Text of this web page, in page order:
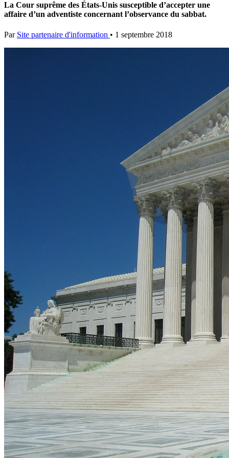
La Cour suprême des États-Unis susceptible d’accepter une
affaire d’un adventiste concernant l’observance du sabbat.
Par Site partenaire d'information • 1 septembre 2018